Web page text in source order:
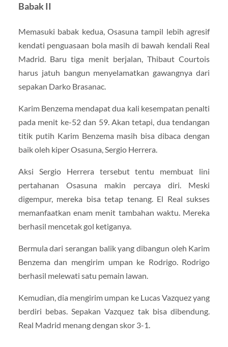
Babak II
Memasuki babak kedua, Osasuna tampil lebih agresif
kendati penguasaan bola masih di bawah kendali Real
Madrid. Baru tiga menit berjalan, Thibaut Courtois
harus jatuh bangun menyelamatkan gawangnya dari
sepakan Darko Brasanac.
Karim Benzema mendapat dua kali kesempatan penalti
pada menit ke-52 dan 59. Akan tetapi, dua tendangan
titik putih Karim Benzema masih bisa dibaca dengan
baik oleh kiper Osasuna, Sergio Herrera.
Aksi Sergio Herrera tersebut tentu membuat lini
pertahanan Osasuna makin percaya diri. Meski
digempur, mereka bisa tetap tenang. El Real sukses
memanfaatkan enam menit tambahan waktu. Mereka
berhasil mencetak gol ketiganya.
Bermula dari serangan balik yang dibangun oleh Karim
Benzema dan mengirim umpan ke Rodrigo. Rodrigo
berhasil melewati satu pemain lawan.
Kemudian, dia mengirim umpan ke Lucas Vazquez yang
berdiri bebas. Sepakan Vazquez tak bisa dibendung.
Real Madrid menang dengan skor 3-1.